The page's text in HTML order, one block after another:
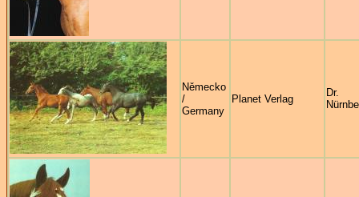
Německo
/
Germany
Planet Verlag